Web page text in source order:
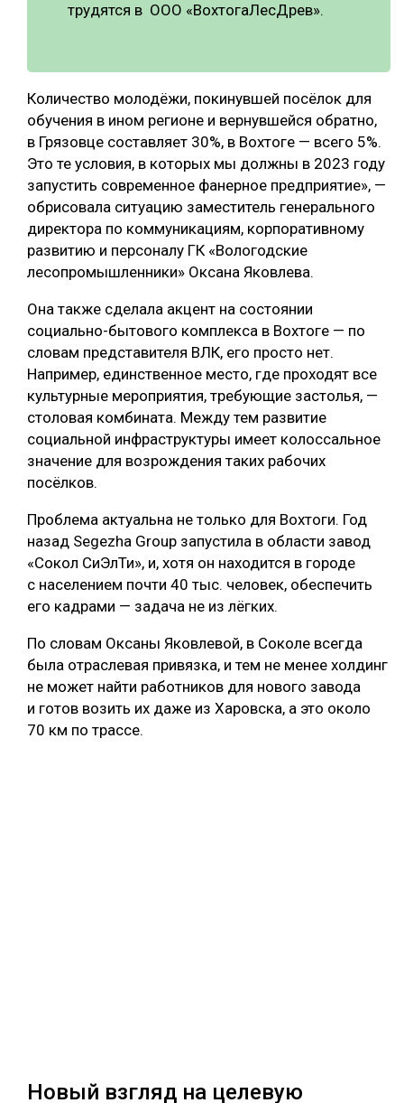
трудятся в ООО «ВохтогаЛесДрев».
Количество молодёжи, покинувшей посёлок для
обучения в ином регионе и вернувшейся обратно,
в Грязовце составляет 30%, в Вохтоге — всего 5%.
Это те условия, в которых мы должны в 2023 году
запустить современное фанерное предприятие», —
обрисовала ситуацию заместитель генерального
директора по коммуникациям, корпоративному
развитию и персоналу ГК «Вологодские
лесопромышленники» Оксана Яковлева.
Она также сделала акцент на состоянии
социально-бытового комплекса в Вохтоге — по
словам представителя ВЛК, его просто нет.
Например, единственное место, где проходят все
культурные мероприятия, требующие застолья, —
столовая комбината. Между тем развитие
социальной инфраструктуры имеет колоссальное
значение для возрождения таких рабочих
посёлков.
Проблема актуальна не только для Вохтоги. Год
назад Segezha Group запустила в области завод
«Сокол СиЭлТи», и, хотя он находится в городе
с населением почти 40 тыс. человек, обеспечить
его кадрами — задача не из лёгких.
По словам Оксаны Яковлевой, в Соколе всегда
была отраслевая привязка, и тем не менее холдинг
не может найти работников для нового завода
и готов возить их даже из Харовска, а это около
70 км по трассе.
Новый взгляд на целевую